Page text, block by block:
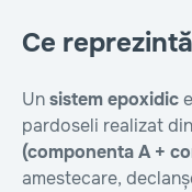
Ce
Unsistem epoxidic
pardoseli realizat din
(componenta A +
amestecare,